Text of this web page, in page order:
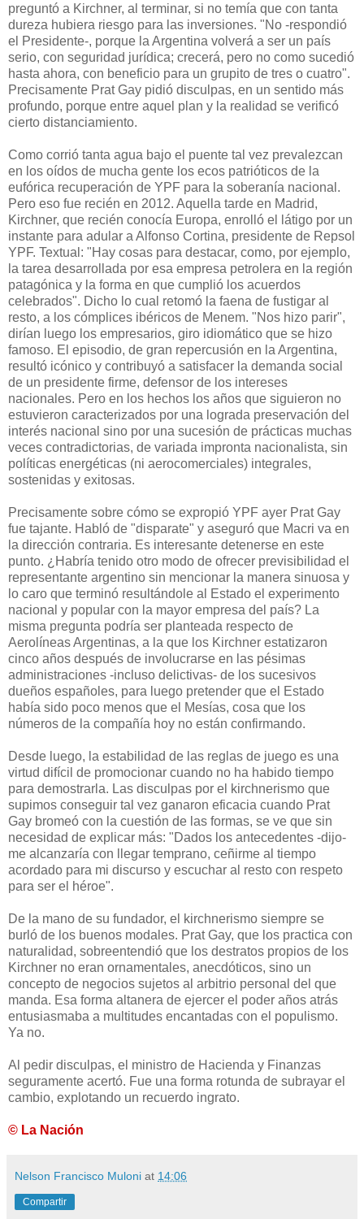
preguntó a Kirchner, al terminar, si no temía que con tanta
dureza hubiera riesgo para las inversiones. "No -respondió
el Presidente-, porque la Argentina volverá a ser un país
serio, con seguridad jurídica; crecerá, pero no como sucedió
hasta ahora, con beneficio para un grupito de tres o cuatro".
Precisamente Prat Gay pidió disculpas, en un sentido más
profundo, porque entre aquel plan y la realidad se verificó
cierto distanciamiento.
Como corrió tanta agua bajo el puente tal vez prevalezcan
en los oídos de mucha gente los ecos patrióticos de la
eufórica recuperación de YPF para la soberanía nacional.
Pero eso fue recién en 2012. Aquella tarde en Madrid,
Kirchner, que recién conocía Europa, enrolló el látigo por un
instante para adular a Alfonso Cortina, presidente de Repsol
YPF. Textual: "Hay cosas para destacar, como, por ejemplo,
la tarea desarrollada por esa empresa petrolera en la región
patagónica y la forma en que cumplió los acuerdos
celebrados". Dicho lo cual retomó la faena de fustigar al
resto, a los cómplices ibéricos de Menem. "Nos hizo parir",
dirían luego los empresarios, giro idiomático que se hizo
famoso. El episodio, de gran repercusión en la Argentina,
resultó icónico y contribuyó a satisfacer la demanda social
de un presidente firme, defensor de los intereses
nacionales. Pero en los hechos los años que siguieron no
estuvieron caracterizados por una lograda preservación del
interés nacional sino por una sucesión de prácticas muchas
veces contradictorias, de variada impronta nacionalista, sin
políticas energéticas (ni aerocomerciales) integrales,
sostenidas y exitosas.
Precisamente sobre cómo se expropió YPF ayer Prat Gay
fue tajante. Habló de "disparate" y aseguró que Macri va en
la dirección contraria. Es interesante detenerse en este
punto. ¿Habría tenido otro modo de ofrecer previsibilidad el
representante argentino sin mencionar la manera sinuosa y
lo caro que terminó resultándole al Estado el experimento
nacional y popular con la mayor empresa del país? La
misma pregunta podría ser planteada respecto de
Aerolíneas Argentinas, a la que los Kirchner estatizaron
cinco años después de involucrarse en las pésimas
administraciones -incluso delictivas- de los sucesivos
dueños españoles, para luego pretender que el Estado
había sido poco menos que el Mesías, cosa que los
números de la compañía hoy no están confirmando.
Desde luego, la estabilidad de las reglas de juego es una
virtud difícil de promocionar cuando no ha habido tiempo
para demostrarla. Las disculpas por el kirchnerismo que
supimos conseguir tal vez ganaron eficacia cuando Prat
Gay bromeó con la cuestión de las formas, se ve que sin
necesidad de explicar más: "Dados los antecedentes -dijo-
me alcanzaría con llegar temprano, ceñirme al tiempo
acordado para mi discurso y escuchar al resto con respeto
para ser el héroe".
De la mano de su fundador, el kirchnerismo siempre se
burló de los buenos modales. Prat Gay, que los practica con
naturalidad, sobreentendió que los destratos propios de los
Kirchner no eran ornamentales, anecdóticos, sino un
concepto de negocios sujetos al arbitrio personal del que
manda. Esa forma altanera de ejercer el poder años atrás
entusiasmaba a multitudes encantadas con el populismo.
Ya no.
Al pedir disculpas, el ministro de Hacienda y Finanzas
seguramente acertó. Fue una forma rotunda de subrayar el
cambio, explotando un recuerdo ingrato.
© La Nación
Nelson Francisco Muloni at 14:06
Compartir